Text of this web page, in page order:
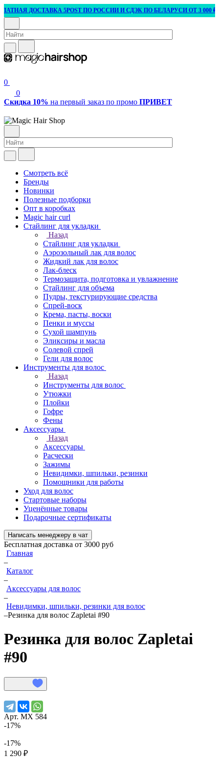
ДОСТАВКА 5POST ПО РОССИИ И СДЭК ПО БЕЛАРУСИ ОТ 3 000 ₽
0
0
Скидка 10% на первый заказ по промо ПРИВЕТ
Смотреть всё
Бренды
Новинки
Полезные подборки
Опт в коробках
Magic hair curl
Стайлинг для укладки
Назад
Стайлинг для укладки
Аэрозольный лак для волос
Жидкий лак для волос
Лак-блеск
Термозащита, подготовка и увлажнение
Стайлинг для объема
Пудры, текстурирующие средства
Спрей-воск
Крема, пасты, воски
Пенки и муссы
Сухой шампунь
Эликсиры и масла
Солевой спрей
Гели для волос
Инструменты для волос
Назад
Инструменты для волос
Утюжки
Плойки
Гофре
Фены
Аксессуары
Назад
Аксессуары
Расчески
Зажимы
Невидимки, шпильки, резинки
Помощники для работы
Уход для волос
Стартовые наборы
Уценённые товары
Подарочные сертификаты
Написать менеджеру в чат
Бесплатная доставка от 3000 руб
Главная
–
Каталог
–
Аксессуары для волос
–
Невидимки, шпильки, резинки для волос
–Резинка для волос Zapletai #90
Резинка для волос Zapletai
#90
Арт. МХ 584
-17%
-17%
1 290 ₽